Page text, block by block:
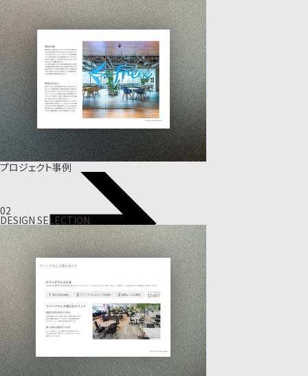
プロジェクト事例
02
DESIGN SELECTION